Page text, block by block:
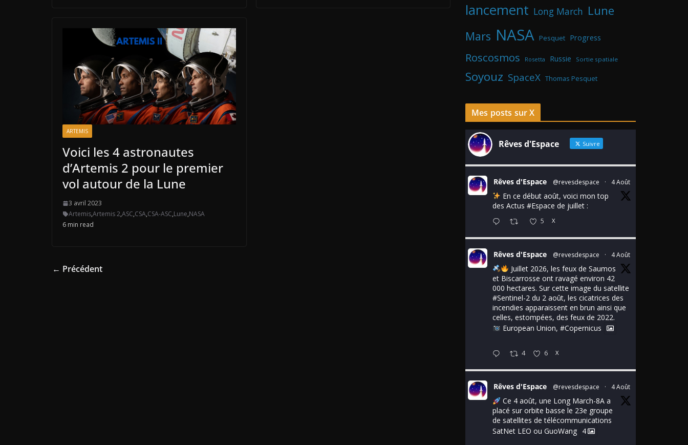
ARTEMIS
Voici les 4 astronautes
d’Artemis 2 pour le premier
vol autour de la Lune
3 avril 2023
Artemis,Artemis 2,ASC,CSA,CSA-ASC,Lune,NASA
6 min read
← Précédent
lancement Long March Lune
Mars NASA Pesquet Progress
Roscosmos Rosetta Russie Sortie spatiale
Soyouz SpaceX Thomas Pesquet
Mes posts sur X
Rêves d'Espace Suivre
Rêves d'Espace @revesdespace · 4 Août
En ce début août, voici mon top
des Actus #Espace de juillet :
5 X
Rêves d'Espace @revesdespace · 4 Août
Juillet 2026, les feux de Saumos
et Biscarrosse ont ravagé environ 42
000 hectares. Sur cette image du satellite
#Sentinel-2 du 2 août, les cicatrices des
incendies apparaissent en brun ainsi que
celles, estompées, des feux de 2022.
European Union, #Copernicus
4 6 X
Rêves d'Espace @revesdespace · 4 Août
Ce 4 août, une Long March-8A a
placé sur orbite basse le 23e groupe
de satellites de télécommunications
SatNet LEO ou GuoWang 4